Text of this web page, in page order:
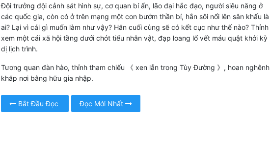
Đội trưởng đội cảnh sát hình sự, cơ quan bí ẩn, lão đại hắc đạo, người siêu năng ở
các quốc gia, còn có ở trên mạng một con bướm thần bí, hắn sôi nổi lên sân khấu là
ai? Lại vì cái gì muốn làm như vậy? Hắn cuối cùng sẽ có kết cục như thế nào? Thỉnh
xem một cái xã hội tầng dưới chót tiểu nhân vật, đạp loang lổ vết máu quật khởi kỳ
dị lịch trình.
Tương quan đàn hào, thỉnh tham chiếu 《 xen lẫn trong Tùy Đường 》, hoan nghênh
khắp nơi bằng hữu gia nhập.
Bắt Đầu Đọc Đọc Mới Nhất